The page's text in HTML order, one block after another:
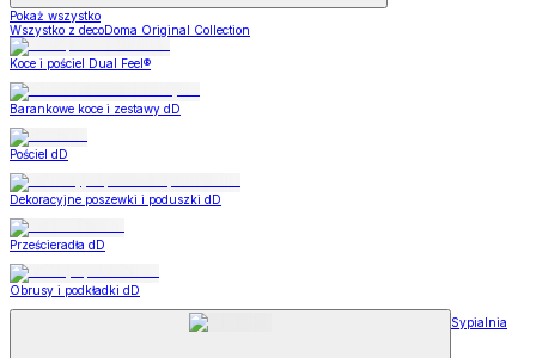
Pokaż wszystko
Wszystko z decoDoma Original Collection
Koce i pościel Dual Feel®
Barankowe koce i zestawy dD
Pościel dD
Dekoracyjne poszewki i poduszki dD
Prześcieradła dD
Obrusy i podkładki dD
Sypialnia